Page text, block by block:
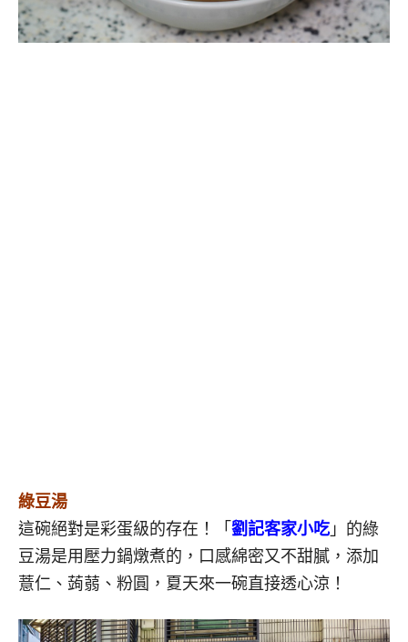
綠豆湯
這碗絕對是彩蛋級的存在！「 劉記客家小吃」的綠
豆湯是用壓力鍋燉煮的，口感綿密又不甜膩，添加
薏仁、蒟蒻、粉圓，夏天來一碗直接透心涼！